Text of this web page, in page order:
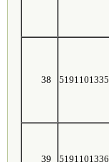
38 5191101335
39 5191101336